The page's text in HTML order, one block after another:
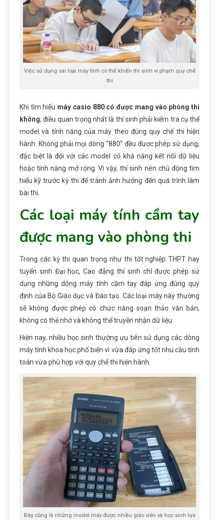
Việc sử dụng sai loại máy tính có thể khiến thí sinh vi phạm quy chế
thi
Khi tìm hiểu máy casio 880 có được mang vào phòng thi
không, điều quan trọng nhất là thí sinh phải kiểm tra cụ thể
model và tính năng của máy theo đúng quy chế thi hiện
hành. Không phải mọi dòng “880” đều được phép sử dụng,
đặc biệt là đối với các model có khả năng kết nối dữ liệu
hoặc tính năng mở rộng. Vì vậy, thí sinh nên chủ động tìm
hiểu kỹ trước kỳ thi để tránh ảnh hưởng đến quá trình làm
bài thi.
Các loại máy tính cầm tay
được mang vào phòng thi
Trong các kỳ thi quan trọng như thi tốt nghiệp THPT hay
tuyển sinh Đại học, Caođẳng thí sinh chỉ được phép sử
dụng những dòng máy tính cầm tay đáp ứng đúng quy
định của Bộ Giáo dục và Đào tạo. Các loại máy này thường
sẽ không được phépcó chức năng soạn thảo văn bản,
không có thẻ nhớ và không thể truyền nhận dữ liệu.
Hiện nay, nhiều học sinh thường ưu tiên sử dụng các dòng
máy tính khoa học phổ biến vì vừa đáp ứng tốt nhu cầu tính
toán vừa phù hợp với quy chế thi hiện hành.
Đây cũng là những model máy được nhiều giáo viên và học sinh lựa